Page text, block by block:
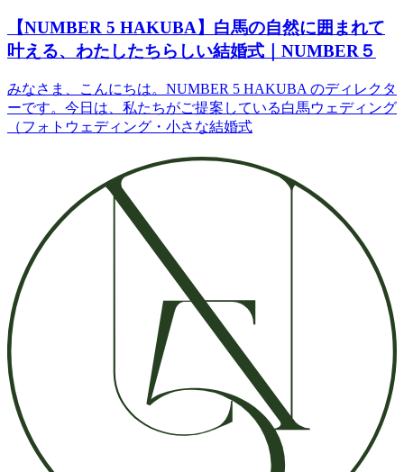
【NUMBER 5 HAKUBA】白馬の自然に囲まれて
叶える、わたしたちらしい結婚式｜NUMBER５
みなさま、こんにちは。NUMBER 5 HAKUBA のディレクタ
ーです。今日は、私たちがご提案している白馬ウェディング
（フォトウェディング・小さな結婚式